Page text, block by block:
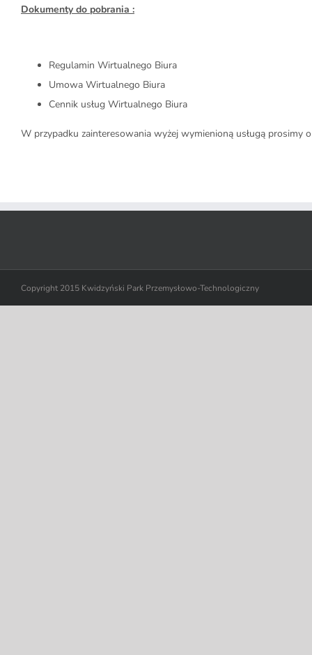
Dokumenty do pobrania :
Regulamin Wirtualnego Biura
Umowa Wirtualnego Biura
Cennik usług Wirtualnego Biura
W przypadku zainteresowania wyżej wymienioną usługą prosimy
Copyright 2015 Kwidzyński Park Przemysłowo-Technologiczny